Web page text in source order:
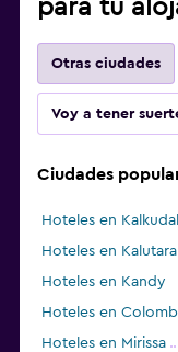
para tu
Otras ciudades
Voy a tener
Ciudades
Hoteles en
Hoteles en Kalutara
Hoteles en Kandy
Hoteles en
Hoteles en Mirissa